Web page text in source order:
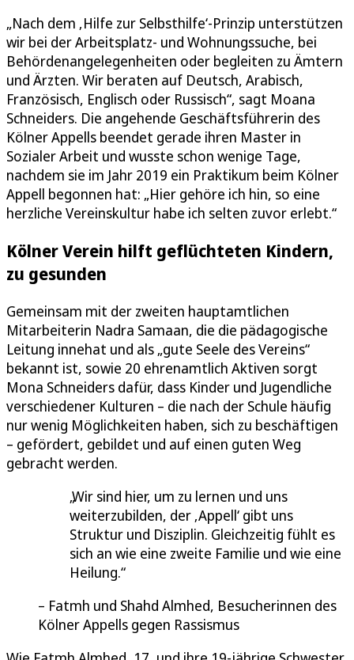
„Nach dem ‚Hilfe zur Selbsthilfe‘-Prinzip unterstützen
wir bei der Arbeitsplatz- und Wohnungssuche, bei
Behördenangelegenheiten oder begleiten zu Ämtern
und Ärzten. Wir beraten auf Deutsch, Arabisch,
Französisch, Englisch oder Russisch“, sagt Moana
Schneiders. Die angehende Geschäftsführerin des
Kölner Appells beendet gerade ihren Master in
Sozialer Arbeit und wusste schon wenige Tage,
nachdem sie im Jahr 2019 ein Praktikum beim Kölner
Appell begonnen hat: „Hier gehöre ich hin, so eine
herzliche Vereinskultur habe ich selten zuvor erlebt.“
Kölner Verein hilft geflüchteten Kindern,
zu gesunden
Gemeinsam mit der zweiten hauptamtlichen
Mitarbeiterin Nadra Samaan, die die pädagogische
Leitung innehat und als „gute Seele des Vereins“
bekannt ist, sowie 20 ehrenamtlich Aktiven sorgt
Mona Schneiders dafür, dass Kinder und Jugendliche
verschiedener Kulturen – die nach der Schule häufig
nur wenig Möglichkeiten haben, sich zu beschäftigen
– gefördert, gebildet und auf einen guten Weg
gebracht werden.
Wir sind hier, um zu lernen und uns
weiterzubilden, der ‚Appell‘ gibt uns
Struktur und Disziplin. Gleichzeitig fühlt es
sich an wie eine zweite Familie und wie eine
Heilung.
Fatmh und Shahd Almhed, Besucherinnen des
Kölner Appells gegen Rassismus